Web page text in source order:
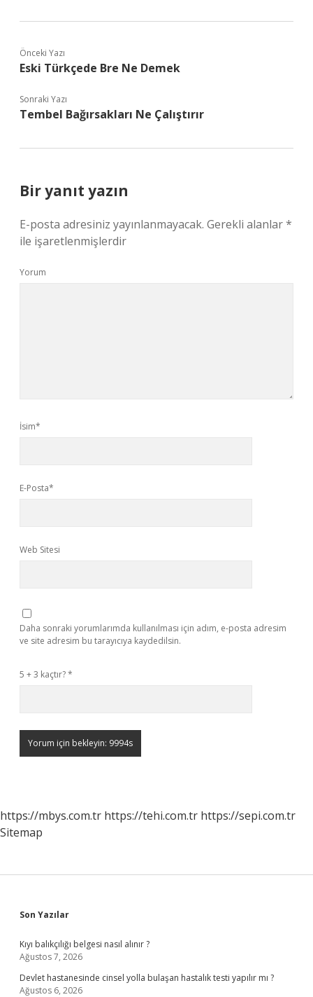
Önceki Yazı
Eski Türkçede Bre Ne Demek
Sonraki Yazı
Tembel Bağırsakları Ne Çalıştırır
Bir yanıt yazın
E-posta adresiniz yayınlanmayacak. Gerekli alanlar*
ile işaretlenmişlerdir
Yorum
İsim*
E-Posta*
Web Sitesi
Daha sonraki yorumlarımda kullanılması için adım, e-posta adresim
ve site adresim bu tarayıcıya kaydedilsin.
5 + 3 kaçtır?*
https://mbys.com.tr https://tehi.com.tr https://sepi.com.tr
Sitemap
Sidebar
Son Yazılar
Kıyı balıkçılığı belgesi nasıl alınır ?
Ağustos 7, 2026
Devlet hastanesinde cinsel yolla bulaşan hastalık testi yapılır mı ?
Ağustos 6, 2026